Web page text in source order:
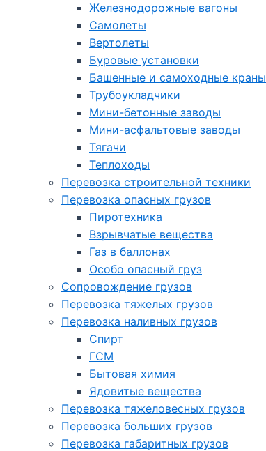
Железнодорожные вагоны
Самолеты
Вертолеты
Буровые установки
Башенные и самоходные краны
Трубоукладчики
Мини-бетонные заводы
Мини-асфальтовые заводы
Тягачи
Теплоходы
Перевозка строительной техники
Перевозка опасных грузов
Пиротехника
Взрывчатые вещества
Газ в баллонах
Особо опасный груз
Cопровождение грузов
Перевозка тяжелых грузов
Перевозка наливных грузов
Спирт
ГСМ
Бытовая химия
Ядовитые вещества
Перевозка тяжеловесных грузов
Перевозка больших грузов
Перевозка габаритных грузов